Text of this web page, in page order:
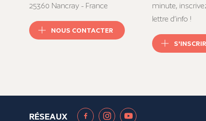
25360 Nancray - France
NOUS CONTACTER
minute,
lettre d’info !
RÉSEAUX